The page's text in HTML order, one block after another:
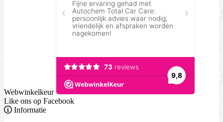
Webwinkelkeur
Like ons op Facebook
Informatie